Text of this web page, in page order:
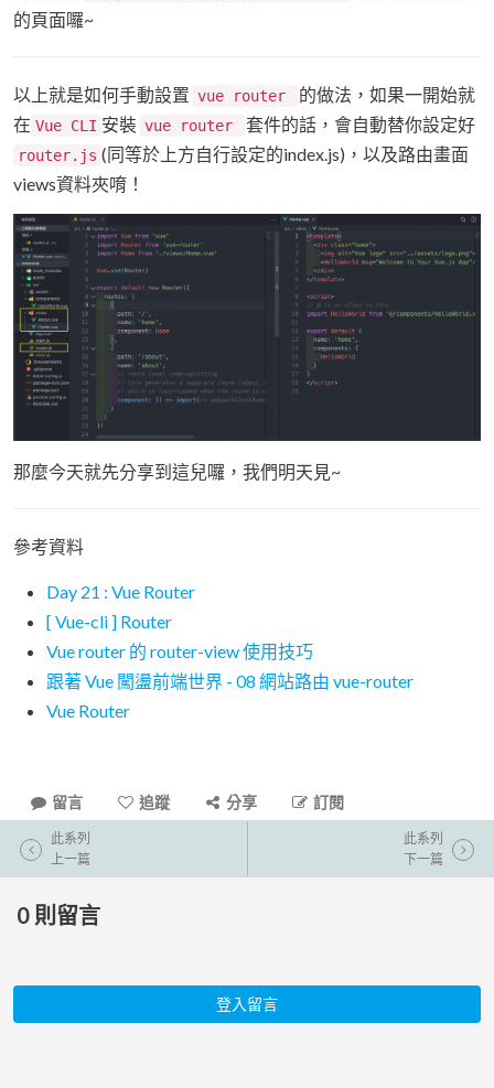
的頁面囉~
以上就是如何手動設置 vue router
的做法，如果一開始就
在 Vue CLI 安裝 vue router 套件的話，會自動替你設定好
router.js (同等於上方自行設定的index.js)，以及路由畫面
views資料夾唷！
那麼今天就先分享到這兒囉，我們明天見~
參考資料
Day 21 : Vue Router
[ Vue-cli ] Router
Vue router 的 router-view 使用技巧
跟著 Vue 闖盪前端世界 - 08 網站路由 vue-router
Vue Router
留言 追蹤 分享 訂閱
此系列
上一篇
此系列
下一篇
0 則留言
登入留言